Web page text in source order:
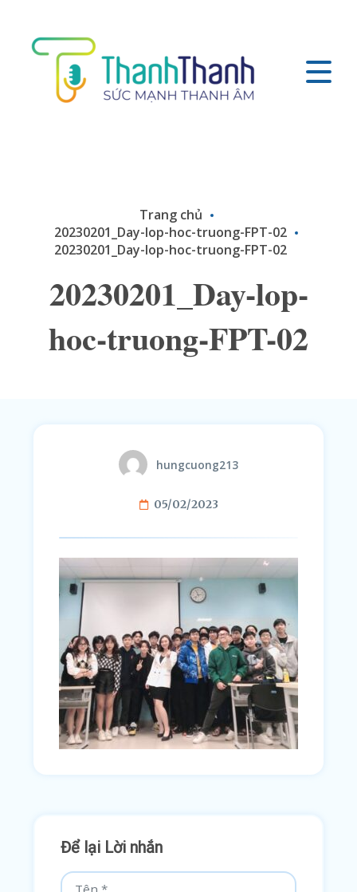
Trang chủ
20230201_Day-lop-hoc-truong-FPT-02
20230201_Day-lop-hoc-truong-FPT-02
20230201_Day-lop-
hoc-truong-FPT-02
hungcuong213
05/02/2023
Để lại Lời nhắn